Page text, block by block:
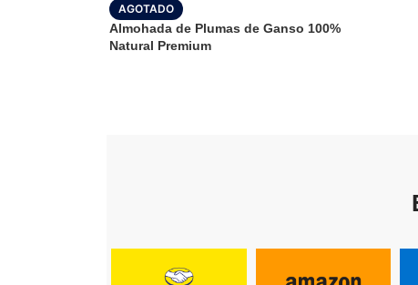
AGOTADO
Almohada de Plumas de Ganso 100%
Natural Premium